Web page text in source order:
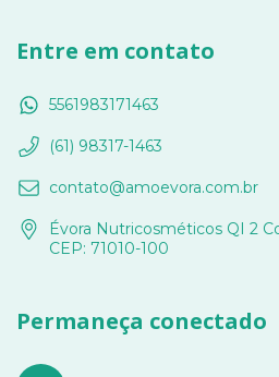
Entre em contato
5561983171463
(61) 98317-1463
contato@amoevora.com.br
Évora Nutricosméticos QI 2
CEP: 71010-100
Permaneça conectado